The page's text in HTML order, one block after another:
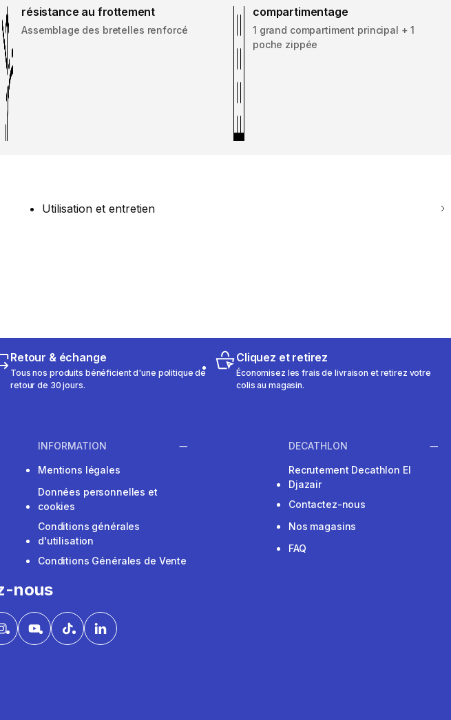
résistance au frottement
Assemblage des bretelles renforcé
compartimentage
1 grand compartiment principal + 1
poche zippée
Utilisation et entretien
Retour & échange
Tous nos produits bénéficient d'une politique de
retour de 30 jours.
Cliquez et retirez
Économisez les frais de livraison et retirez votre
colis au magasin.
INFORMATION
Mentions légales
Données personnelles et
cookies
Conditions générales
d'utilisation
Conditions Générales de Vente
DECATHLON
Recrutement Decathlon El
Djazair
Contactez-nous
Nos magasins
FAQ
nous